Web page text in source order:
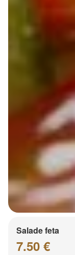
Salade feta
7.50 €